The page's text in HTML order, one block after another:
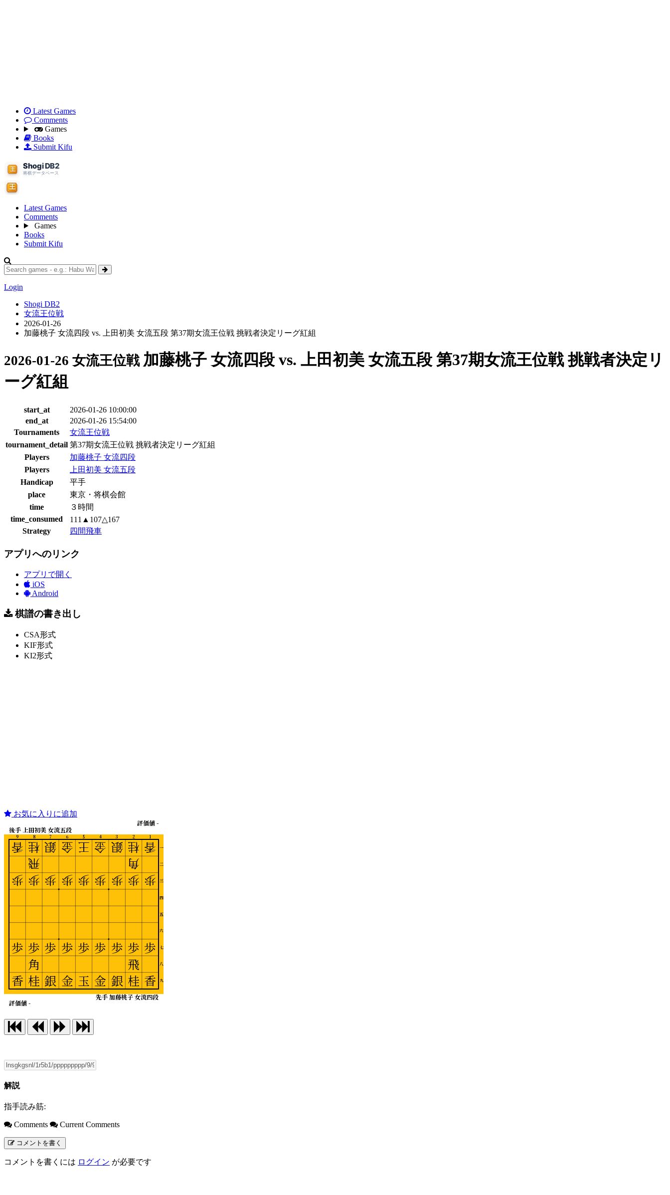
Latest Games
Comments
Games
Books
Submit Kifu
Latest Games
Comments
Games
Books
Submit Kifu
Login
Shogi DB2
女流王位戦
2026-01-26
加藤桃子 女流四段 vs. 上田初美 女流五段 第37期女流王位戦 挑戦者決定リーグ紅組
2026-01-26 女流王位戦 加藤桃子 女流四段 vs. 上田初美 女流五段 第37期女流王位戦 挑戦者決定リ
ーグ紅組
start_at
2026-01-26 10:00:00
end_at
2026-01-26 15:54:00
Tournaments
女流王位戦
tournament_detail 第37期女流王位戦 挑戦者決定リーグ紅組
Players
加藤桃子 女流四段
Players
上田初美 女流五段
Handicap
平手
place
東京・将棋会館
time
３時間
time_consumed
111▲107△167
Strategy
四間飛車
アプリへのリンク
アプリで開く
iOS
Android
棋譜の書き出し
CSA形式
KIF形式
KI2形式
お気に入りに追加
1
2
3
4
5
6
7
8
9
一
二
三
四
五
六
七
八
九
先手 加藤桃子 女流四段
後手 上田初美 女流五段
評価値 -
評価値 -
香
歩
歩
香
桂
角
歩
歩
飛
桂
銀
歩
歩
銀
金
歩
歩
金
王
歩
歩
玉
金
歩
歩
金
銀
歩
歩
銀
桂
飛
歩
歩
角
桂
香
歩
歩
香
解説
指手読み筋:
Comments Current Comments
コメントを書く
コメントを書くには ログイン が必要です